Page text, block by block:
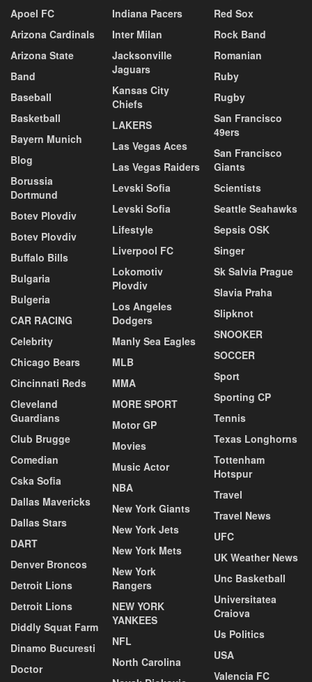
Apoel FC
Arizona Cardinals
Arizona State
Band
Baseball
Basketball
Bayern Munich
Blog
Borussia
Dortmund
Botev Plovdiv
Botev Plovdiv
Buffalo Bills
Bulgaria
Bulgeria
CAR RACING
Celebrity
Chicago Bears
Cincinnati Reds
Cleveland
Guardians
Club Brugge
Comedian
Cska Sofia
Dallas Mavericks
Dallas Stars
DART
Denver Broncos
Detroit Lions
Detroit Lions
Diddly Squat Farm
Dinamo Bucuresti
Doctor
Indiana Pacers
Inter Milan
Jacksonville
Jaguars
Kansas City
Chiefs
LAKERS
Las Vegas Aces
Las Vegas Raiders
Levski Sofia
Levski Sofia
Lifestyle
Liverpool FC
Lokomotiv
Plovdiv
Los Angeles
Dodgers
Manly Sea Eagles
MLB
MMA
MORE SPORT
Motor GP
Movies
Music Actor
NBA
New York Giants
New York Jets
New York Mets
New York
Rangers
NEW YORK
YANKEES
NFL
North Carolina
Red Sox
Rock Band
Romanian
Ruby
Rugby
San Francisco
49ers
San Francisco
Giants
Scientists
Seattle Seahawks
Sepsis OSK
Singer
Sk Salvia Prague
Slavia Praha
Slipknot
SNOOKER
SOCCER
Sport
Sporting CP
Tennis
Texas Longhorns
Tottenham
Hotspur
Travel
Travel News
UFC
UK Weather News
Unc Basketball
Universitatea
Craiova
Us Politics
USA
Valencia FC